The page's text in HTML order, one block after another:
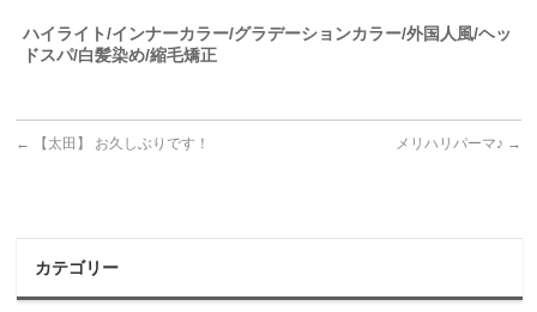
ハイライト/インナーカラー/グラデーションカラー/外国人風/ヘッ
ドスパ/白髪染め/縮毛矯正
← 【太田】 お久しぶりです！ メリハリパーマ♪ →
カテゴリー